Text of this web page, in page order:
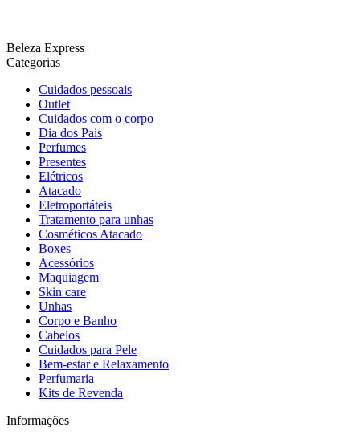
Beleza Express
Categorias
Cuidados pessoais
Outlet
Cuidados com o corpo
Dia dos Pais
Perfumes
Presentes
Elétricos
Atacado
Eletroportáteis
Tratamento para unhas
Cosméticos Atacado
Boxes
Acessórios
Maquiagem
Skin care
Unhas
Corpo e Banho
Cabelos
Cuidados para Pele
Bem-estar e Relaxamento
Perfumaria
Kits de Revenda
Informações